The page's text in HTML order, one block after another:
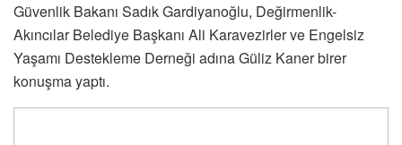
Güvenlik Bakanı Sadık Gardiyanoğlu, Değirmenlik-
Akıncılar Belediye Başkanı Ali Karavezirler ve Engelsiz
Yaşamı Destekleme Derneği adına Güliz Kaner birer
konuşma yaptı.